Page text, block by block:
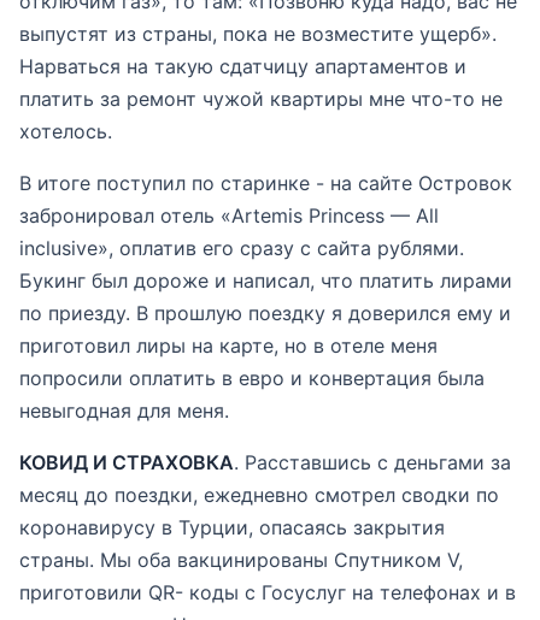
выпустят из страны, пока не возместите ущерб».
Нарваться на такую сдатчицу апартаментов и
платить за ремонт чужой квартиры мне что-то не
хотелось.
В итоге поступил по старинке - на сайте Островок
забронировал отель «Artemis Princess — All
inclusive», оплатив его сразу с сайта рублями.
Букинг был дороже и написал, что платить лирами
по приезду. В прошлую поездку я доверился ему и
приготовил лиры на карте, но в отеле меня
попросили оплатить в евро и конвертация была
невыгодная для меня.
КОВИД И СТРАХОВКА. Расставшись с деньгами за
месяц до поездки, ежедневно смотрел сводки по
коронавирусу в Турции, опасаясь закрытия
страны. Мы оба вакцинированы Спутником V,
приготовили QR- коды с Госуслуг на телефонах и в